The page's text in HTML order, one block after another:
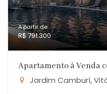
A partir de:
R$ 791.300
Apartamento à Venda
Jardim Camburí,